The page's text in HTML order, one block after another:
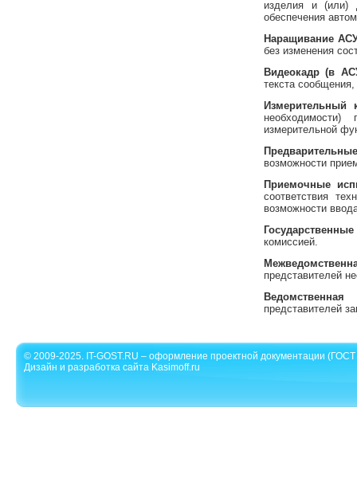
изделия и (или)
обеспечения
Наращивание
без изменения
Видеокадр (в
текста
Измерительный
измерительной
возможности
Приемочные
соответствия
возможности
комиссией.
представителей
Ведомственная
представителей
© 2009-2025. IT-GOST.RU – оформление проектной документации
Дизайн и разработка сайта Kasimoff.ru